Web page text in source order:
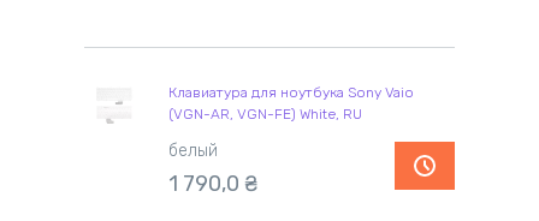
Клавиатура для ноутбука Sony Vaio
(VGN-AR, VGN-FE) White, RU
белый
1 790,0 ₴